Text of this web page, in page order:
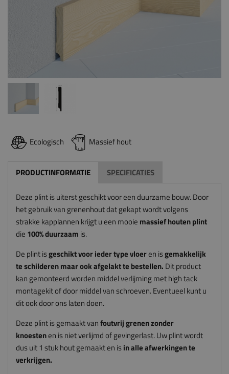
Ecologisch Massief hout
PRODUCTINFORMATIE SPECIFICATIES
Deze plint is uiterst geschikt voor een duurzame bouw. Door
het gebruik van grenenhout dat gekapt wordt volgens
strakke kapplannen krijgt u een mooie massief houten plint
die 100% duurzaam is.
De plint isgeschikt voor ieder type vloeren isgemakkelijk
te schilderen maar ook afgelakt te bestellen. Dit product
kan gemonteerd worden middel verlijming met high tack
montagekit of door middel van schroeven. Eventueel kunt u
dit ook door ons laten doen.
Deze plint is gemaakt vanfoutvrij grenen zonder
knoestenen is niet verlijmd of gevingerlast. Uw plint wordt
dus uit 1 stuk hout gemaakt en isin alle afwerkingen te
verkrijgen.